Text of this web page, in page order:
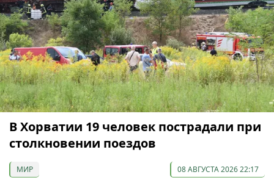
В Хорватии 19 человек пострадали при
столкновении поездов
МИР 08 АВГУСТА 2026 22:17